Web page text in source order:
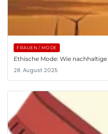
FRAUEN / MODE
Ethische Mode: Wie
28. August 2025